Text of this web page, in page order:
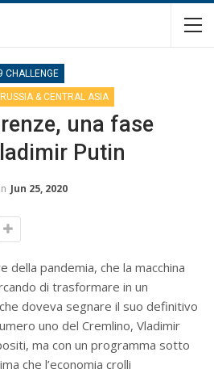
CHALLENGE
RUSSIA & CENTRAL ASIA
una fase
Putin
Jun 25, 2020
della pandemia, che la macchina
di trasformare in un
doveva segnare il suo definitivo
uno del Cremlino, Vladimir
ma con un programma sotto
che l’economia crolli